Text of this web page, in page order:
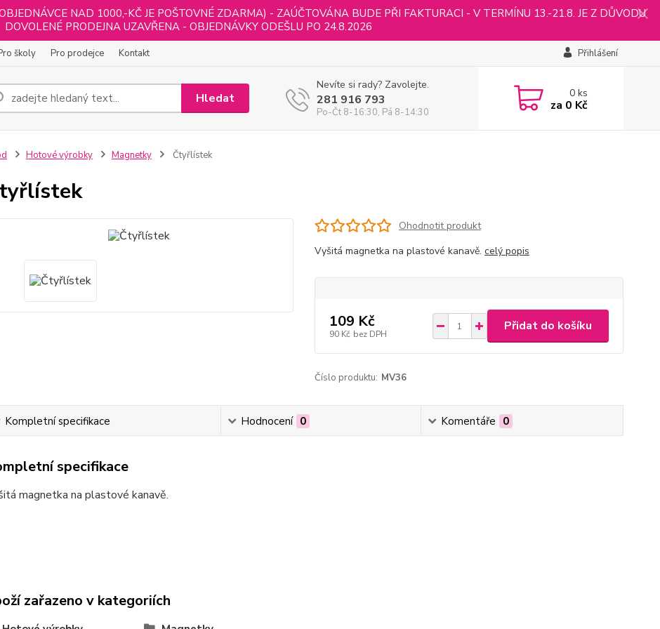
NAD 1000,-KČ JE POŠTOVNÉ ZDARMA) - ZAÚČTOVÁNA BUDE PŘI FAKTURACI - V TERMÍNU 13.-21.8. JE Z DŮVODU
DOVOLENÉ PRODEJNA UZAVŘENA - OBJEDNÁVKY ODEŠLU PO 24.8.2026
školy Pro prodejce Kontakt Přihlášení
Hledat
Nevíte si rady? Zavolejte.
281 916 793
Po-Čt 8-16:30, Pá 8-14:30
0ks
za 0 Kč
Hotové výrobky Magnetky Čtyřlístek
Ohodnotit produkt
Vyšitá magnetka na plastové kanavě. celý popis
109 Kč
90 Kč bez DPH
Přidat do košíku
Číslo produktu: MV36
Kompletní specifikace Hodnocení 0 Komentáře 0
specifikace
magnetka na plastové kanavě.
zařazeno v kategoriích